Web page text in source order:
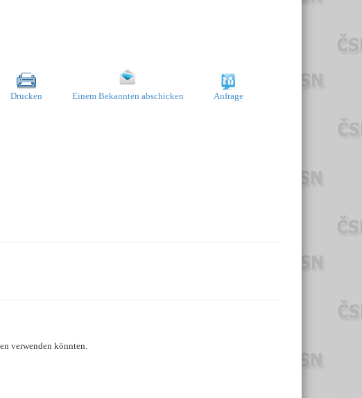
Drucken Einem Bekannten abschicken Anfrage
verwenden könnten.